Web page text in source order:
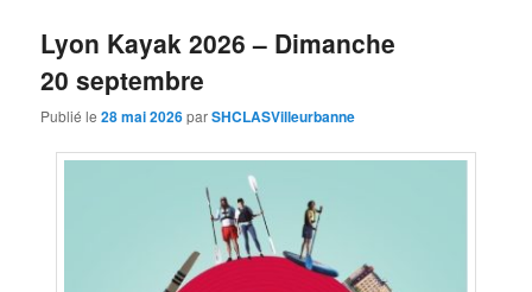
Lyon Kayak 2026 – Dimanche
20 septembre
Publié le28 mai 2026parSHCLASVilleurbanne